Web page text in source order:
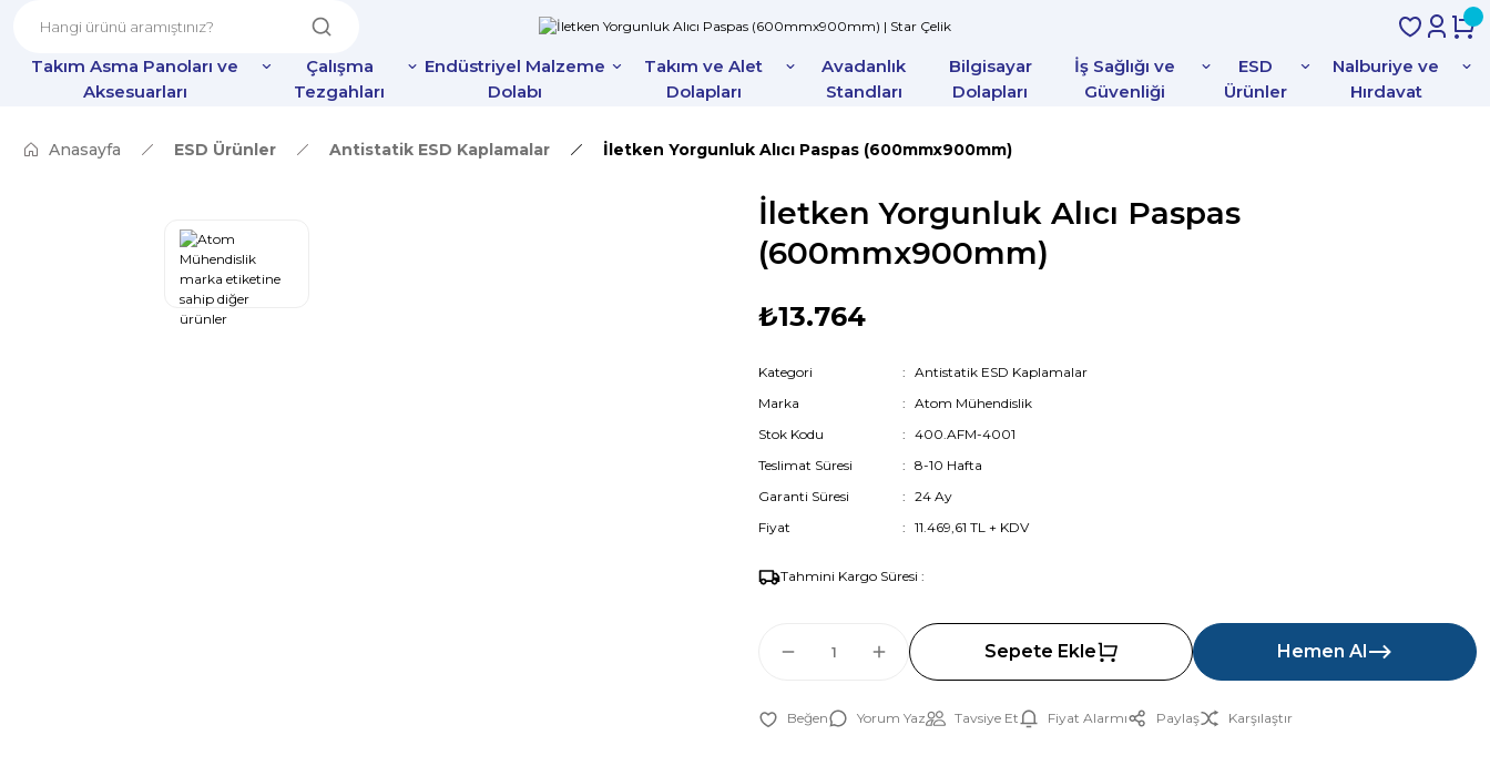
Takım Asma Panoları ve
Aksesuarları
Çalışma
Tezgahları
Endüstriyel Malzeme
Dolabı
Takım ve Alet
Dolapları
Avadanlık
Standları
Bilgisayar
Dolapları
İş Sağlığı ve
Güvenliği
ESD
Ürünler
Nalburiye ve
Hırdavat
Anasayfa ESD Ürünler Antistatik ESD Kaplamalar İletken Yorgunluk Alıcı Paspas (600mmx900mm)
İletken Yorgunluk Alıcı Paspas
(600mmx900mm)
₺13.764
Kategori
Antistatik ESD Kaplamalar
Marka
Atom Mühendislik
Stok Kodu
400.AFM-4001
Teslimat Süresi
8-10 Hafta
Garanti Süresi
24 Ay
Fiyat
11.469,61 TL + KDV
Tahmini Kargo Süresi :
Sepete Ekle Hemen Al
Yorum Yaz Tavsiye Et Fiyat Alarmı Paylaş Karşılaştır